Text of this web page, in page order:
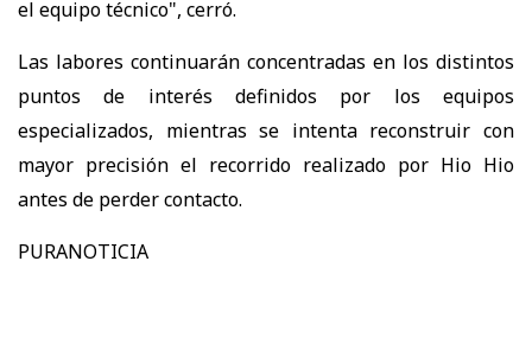
el equipo técnico", cerró.
Las labores continuarán concentradas en los distintos
puntos de interés definidos por los equipos
especializados, mientras se intenta reconstruir con
mayor precisión el recorrido realizado por Hio Hio
antes de perder contacto.
PURANOTICIA